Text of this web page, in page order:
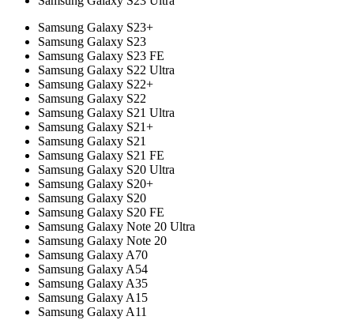
Samsung Galaxy S23+
Samsung Galaxy S23
Samsung Galaxy S23 FE
Samsung Galaxy S22 Ultra
Samsung Galaxy S22+
Samsung Galaxy S22
Samsung Galaxy S21 Ultra
Samsung Galaxy S21+
Samsung Galaxy S21
Samsung Galaxy S21 FE
Samsung Galaxy S20 Ultra
Samsung Galaxy S20+
Samsung Galaxy S20
Samsung Galaxy S20 FE
Samsung Galaxy Note 20 Ultra
Samsung Galaxy Note 20
Samsung Galaxy A70
Samsung Galaxy A54
Samsung Galaxy A35
Samsung Galaxy A15
Samsung Galaxy A11